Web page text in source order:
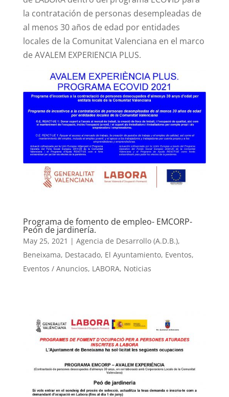
la contratación de personas desempleadas de
al menos 30 años de edad por entidades
locales de la Comunitat Valenciana en el marco
de AVALEM EXPERIENCIA PLUS.
Programa de fomento de empleo- EMCORP-
Peón de jardinería.
May 25, 2021 | Agencia de Desarrollo (A.D.B.),
Beneixama, Destacado, El Ayuntamiento, Eventos,
Eventos / Anuncios, LABORA, Noticias